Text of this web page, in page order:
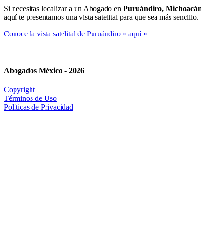
Si necesitas localizar a un Abogado en Puruándiro, Michoacán
aquí te presentamos una vista satelital para que sea más sencillo.
Conoce la vista satelital de Puruándiro » aquí «
Abogados México - 2026
Copyright
Términos de Uso
Políticas de Privacidad